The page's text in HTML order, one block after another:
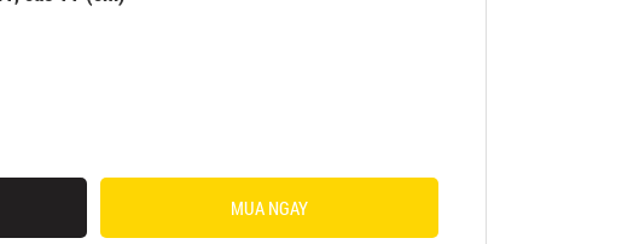
MUA NGAY